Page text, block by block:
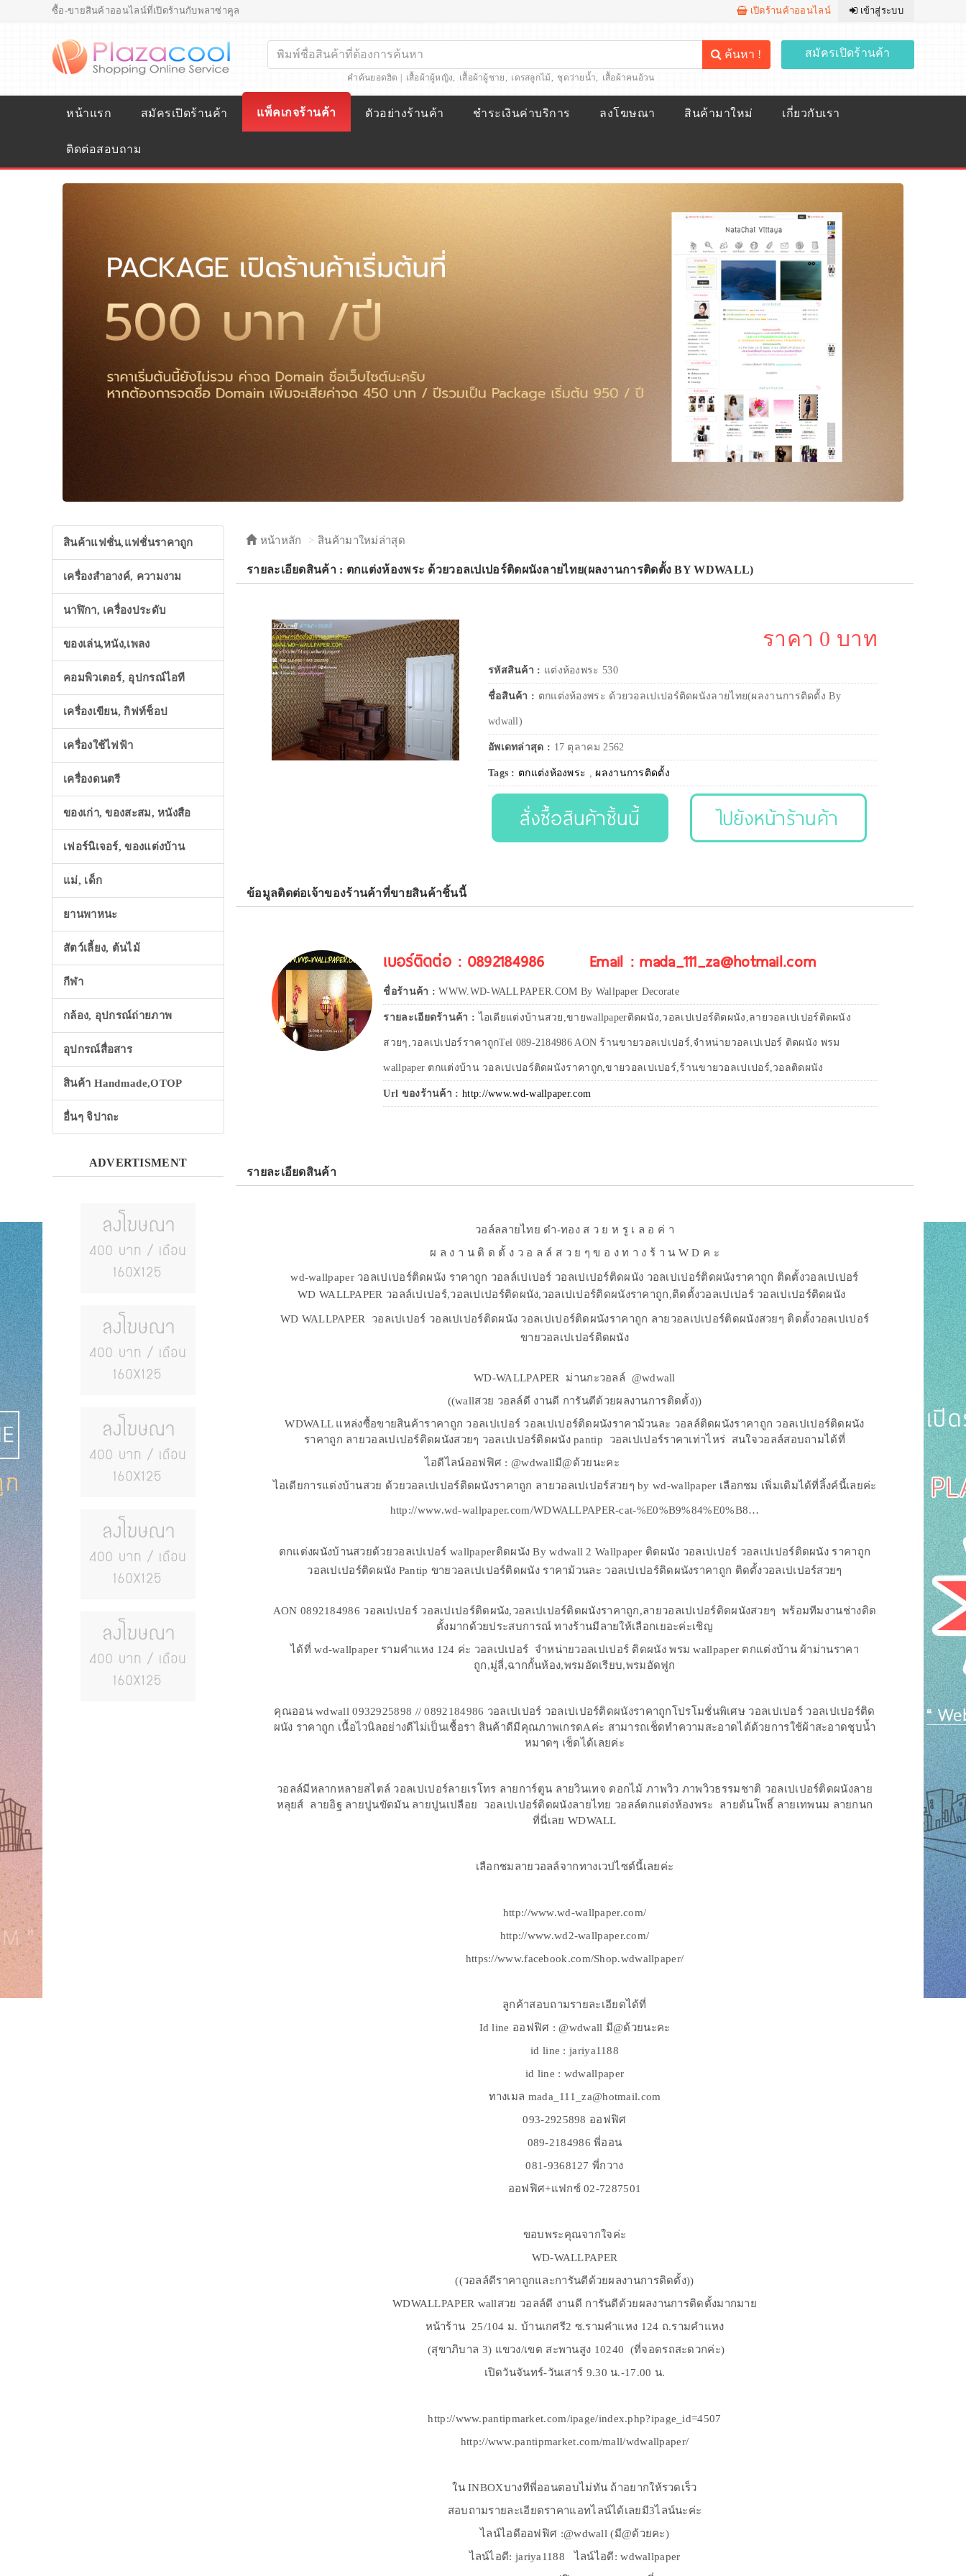
ซื้อ-ขายสินค้าออนไลน์ที่เปิดร้านกับพลาซ่าคูล เปิดร้านค้าออนไลน์ เข้าสู่ระบบ
ค้นหา !
คำค้นยอดฮิต | เสื้อผ้าผู้หญิง, เสื้อผ้าผู้ชาย, เดรสลูกไม้, ชุดว่ายน้ำ, เสื้อผ้าคนอ้วน
สมัครเปิดร้านค้า
หน้าแรก สมัครเปิดร้านค้า แพ็คเกจร้านค้า ตัวอย่างร้านค้า ชำระเงินค่าบริการ ลงโฆษณา สินค้ามาใหม่ เกี่ยวกับเรา
ติดต่อสอบถาม
สินค้าแฟชั่น,แฟชั่นราคาถูก
เครื่องสำอางค์, ความงาม
นาฬิกา, เครื่องประดับ
ของเล่น,หนัง,เพลง
คอมพิวเตอร์, อุปกรณ์ไอที
เครื่องเขียน, กิฟท์ช็อป
เครื่องใช้ไฟฟ้า
เครื่องดนตรี
ของเก่า, ของสะสม, หนังสือ
เฟอร์นิเจอร์, ของแต่งบ้าน
แม่, เด็ก
ยานพาหนะ
สัตว์เลี้ยง, ต้นไม้
กีฬา
กล้อง, อุปกรณ์ถ่ายภาพ
อุปกรณ์สื่อสาร
สินค้า Handmade,OTOP
อื่นๆ จิปาถะ
ADVERTISMENT
หน้าหลัก สินค้ามาใหม่ล่าสุด
รายละเอียดสินค้า : ตกแต่งห้องพระ ด้วยวอลเปเปอร์ติดผนังลายไทย(ผลงานการติดตั้ง BY WDWALL)
ราคา 0 บาท
รหัสสินค้า : แต่งห้องพระ 530
ชื่อสินค้า : ตกแต่งห้องพระ ด้วยวอลเปเปอร์ติดผนังลายไทย(ผลงานการติดตั้ง By
wdwall)
อัพเดทล่าสุด : 17 ตุลาคม 2562
Tags : ตกแต่งห้องพระ , ผลงานการติดตั้ง
สั่งซื้อสินค้าชิ้นนี้ ไปยังหน้าร้านค้า
ข้อมูลติดต่อเจ้าของร้านค้าที่ขายสินค้าชิ้นนี้
เบอร์ติดต่อ : 0892184986 Email : mada_111_za@hotmail.com
ชื่อร้านค้า :WWW.WD-WALLPAPER.COM By Wallpaper Decorate
รายละเอียดร้านค้า : ไอเดียแต่งบ้านสวย,ขายwallpaperติดผนัง,วอลเปเปอร์ติดผนัง,ลายวอลเปเปอร์ติดผนัง
สวยๆ,วอลเปเปอร์ราคาถูกTel 089-2184986 AON ร้านขายวอลเปเปอร์,จำหน่ายวอลเปเปอร์ ติดผนัง พรม
wallpaper ตกแต่งบ้าน วอลเปเปอร์ติดผนังราคาถูก,ขายวอลเปเปอร์,ร้านขายวอลเปเปอร์,วอลติดผนัง
Url ของร้านค้า : http://www.wd-wallpaper.com
รายละเอียดสินค้า
วอล์ลลายไทย ดำ-ทอง ส ว ย ห รู เ ล อ ค่ า
ผ ล ง า น ติ ด ตั้ ง ว อ ล ล์ ส ว ย ๆ ข อ ง ท า ง ร้ า น W D ค ะ
wd-wallpaper วอลเปเปอร์ติดผนัง ราคาถูก วอลล์เปเปอร์ วอลเปเปอร์ติดผนัง วอลเปเปอร์ติดผนังราคาถูก ติดตั้งวอลเปเปอร์
WD WALLPAPER วอลล์เปเปอร์,วอลเปเปอร์ติดผนัง,วอลเปเปอร์ติดผนังราคาถูก,ติดตั้งวอลเปเปอร์ วอลเปเปอร์ติดผนัง
WD WALLPAPER วอลเปเปอร์ วอลเปเปอร์ติดผนัง วอลเปเปอร์ติดผนังราคาถูก ลายวอลเปเปอร์ติดผนังสวยๆ ติดตั้งวอลเปเปอร์
ขายวอลเปเปอร์ติดผนัง
WD-WALLPAPER ม่านกะวอลล์ @wdwall
((wallสวย วอลล์ดี งานดี การันตีด้วยผลงานการติดตั้ง))
WDWALL แหล่งซื้อขายสินค้าราคาถูก วอลเปเปอร์ วอลเปเปอร์ติดผนังราคาม้วนละ วอลล์ติดผนังราคาถูก วอลเปเปอร์ติดผนัง
ราคาถูก ลายวอลเปเปอร์ติดผนังสวยๆ วอลเปเปอร์ติดผนัง pantip วอลเปเปอร์ราคาเท่าไหร่ สนใจวอลล์สอบถามได้ที่
ไอดีไลน์ออฟฟิศ : @wdwallมี@ด้วยนะคะ
ไอเดียการแต่งบ้านสวย ด้วยวอลเปเปอร์ติดผนังราคาถูก ลายวอลเปเปอร์สวยๆ by wd-wallpaper เลือกชม เพิ่มเติมได้ที่ลิ้งค์นี้เลยค่ะ
http://www.wd-wallpaper.com/WDWALLPAPER-cat-%E0%B9%84%E0%B8…
ตกแต่งผนังบ้านสวยด้วยวอลเปเปอร์ wallpaperติดผนัง By wdwall 2 Wallpaper ติดผนัง วอลเปเปอร์ วอลเปเปอร์ติดผนัง ราคาถูก
วอลเปเปอร์ติดผนัง Pantip ขายวอลเปเปอร์ติดผนัง ราคาม้วนละ วอลเปเปอร์ติดผนังราคาถูก ติดตั้งวอลเปเปอร์สวยๆ
AON 0892184986 วอลเปเปอร์ วอลเปเปอร์ติดผนัง,วอลเปเปอร์ติดผนังราคาถูก,ลายวอลเปเปอร์ติดผนังสวยๆ พร้อมทีมงานช่างติด
ตั้งมากด้วยประสบการณ์ ทางร้านมีลายให้เลือกเยอะค่ะเชิญ
ได้ที่ wd-wallpaper รามคำแหง 124 ค่ะ วอลเปเปอร์ จำหน่ายวอลเปเปอร์ ติดผนัง พรม wallpaper ตกแต่งบ้าน ผ้าม่านราคา
ถูก,มู่ลี่,ฉากกั้นห้อง,พรมอัดเรียบ,พรมอัดฟูก
คุณออน wdwall 0932925898 // 0892184986 วอลเปเปอร์ วอลเปเปอร์ติดผนังราคาถูกโปรโมชั่นพิเศษ วอลเปเปอร์ วอลเปเปอร์ติด
ผนัง ราคาถูก เนื้อไวนิลอย่างดีไม่เป็นเชื้อรา สินค้าดีมีคุณภาพเกรดAค่ะ สามารถเช็ดทำความสะอาดได้ด้วยการใช้ผ้าสะอาดชุบน้ำ
หมาดๆ เช็ดได้เลยค่ะ
วอลล์มีหลากหลายสไตล์ วอลเปเปอร์ลายเรโทร ลายการ์ตูน ลายวินเทจ ดอกไม้ ภาพวิว ภาพวิวธรรมชาติ วอลเปเปอร์ติดผนังลาย
หลุยส์ ลายอิฐ ลายปูนขัดมัน ลายปูนเปลือย วอลเปเปอร์ติดผนังลายไทย วอลล์ตกแต่งห้องพระ ลายต้นโพธิ์ ลายเทพนม ลายกนก
ที่นี่เลย WDWALL
เลือกชมลายวอลล์จากทางเวปไซต์นี้เลยค่ะ
http://www.wd-wallpaper.com/
http://www.wd2-wallpaper.com/
https://www.facebook.com/Shop.wdwallpaper/
ลูกค้าสอบถามรายละเอียดได้ที่
Id line ออฟฟิศ : @wdwall มี@ด้วยนะคะ
id line : jariya1188
id line : wdwallpaper
ทางเมล mada_111_za@hotmail.com
093-2925898 ออฟฟิศ
089-2184986 พี่ออน
081-9368127 พี่กวาง
ออฟฟิศ+แฟกซ์ 02-7287501
ขอบพระคุณจากใจค่ะ
WD-WALLPAPER
((วอลล์ดีราคาถูกและการันตีด้วยผลงานการติดตั้ง))
WDWALLPAPER wallสวย วอลล์ดี งานดี การันตีด้วยผลงานการติดตั้งมากมาย
หน้าร้าน 25/104 ม. บ้านเกศรี2 ซ.รามคำแหง 124 ถ.รามคำแหง
(สุขาภิบาล 3) แขวง/เขต สะพานสูง 10240 (ที่จอดรถสะดวกค่ะ)
เปิดวันจันทร์-วันเสาร์ 9.30 น.-17.00 น.
http://www.pantipmarket.com/ipage/index.php?ipage_id=4507
http://www.pantipmarket.com/mall/wdwallpaper/
ใน INBOXบางทีพี่ออนตอบไม่ทัน ถ้าอยากให้รวดเร็ว
สอบถามรายละเอียดราคาแอทไลน์ได้เลยมี3ไลน์นะค่ะ
ไลน์ไอดีออฟฟิศ :@wdwall (มี@ด้วยคะ)
ไลน์ไอดี: jariya1188 ไลน์ไอดี: wdwallpaper